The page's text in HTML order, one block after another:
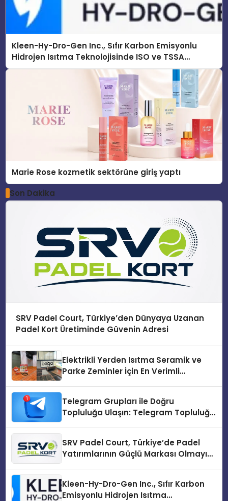
Kleen-Hy-Dro-Gen Inc., Sıfır Karbon Emisyonlu
Hidrojen Isıtma Teknolojisinde ISO ve TSSA
Düzenleyici Onaylarını Aldı
Marie Rose kozmetik sektörüne giriş yaptı
Son Dakika
SRV Padel Court, Türkiye’den Dünyaya Uzanan
Padel Kort Üretiminde Güvenin Adresi
Elektrikli Yerden Isıtma Seramik ve
Parke Zeminler İçin En Verimli
Telegram Grupları ile Doğru
Topluluğa Ulaşın: Telegram Topluluğu
SRV Padel Court, Türkiye’de Padel
Yatırımlarının Güçlü Markası Olmayı
Kleen-Hy-Dro-Gen Inc., Sıfır Karbon
Emisyonlu Hidrojen Isıtma